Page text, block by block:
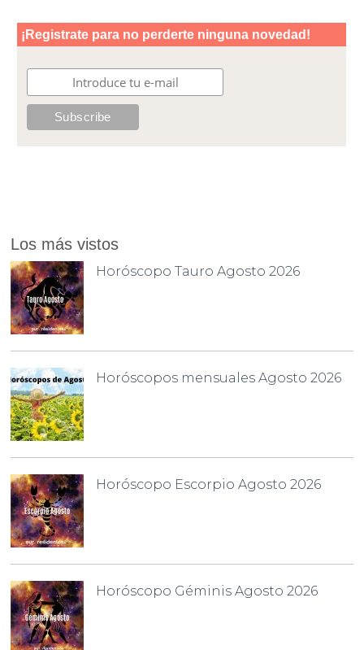
Los más vistos
Horóscopo Tauro Agosto 2026
Horóscopos mensuales Agosto 2026
Horóscopo Escorpio Agosto 2026
Horóscopo Géminis Agosto 2026